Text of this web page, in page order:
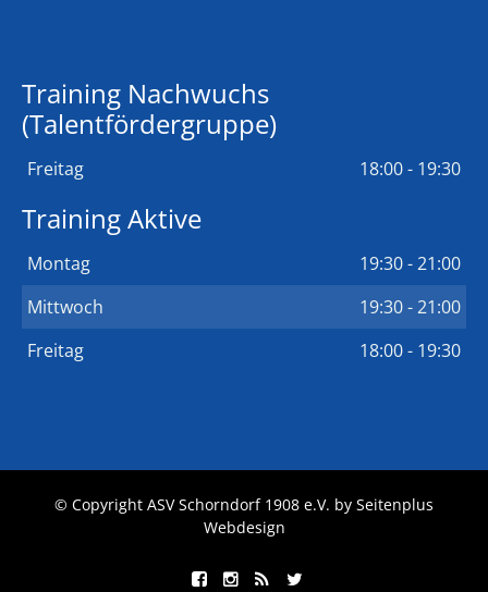
Training Nachwuchs
(Talentfördergruppe)
Freitag 18:00 - 19:30
Training Aktive
Montag
19:30 - 21:00
Mittwoch
19:30 - 21:00
Freitag
18:00 - 19:30
© Copyright ASV Schorndorf 1908 e.V. by Seitenplus
Webdesign